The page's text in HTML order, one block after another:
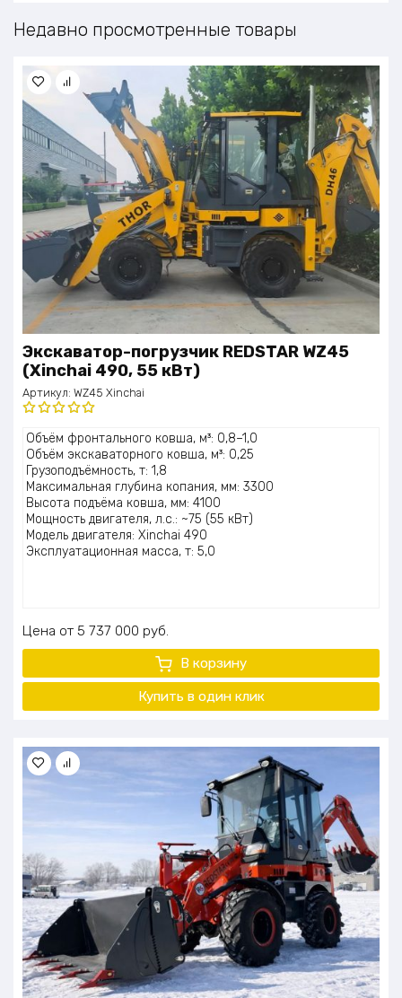
Недавно просмотренные товары
Экскаватор-погрузчик REDSTAR WZ45
(Xinchai 490, 55 кВт)
Артикул: WZ45 Xinchai
Оценка
5.00из 5
Объём фронтального ковша, м³: 0,8–1,0
Объём экскаваторного ковша, м³: 0,25
Грузоподъёмность, т: 1,8
Максимальная глубина копания, мм: 3300
Высота подъёма ковша, мм: 4100
Мощность двигателя, л.с.: ~75 (55 кВт)
Модель двигателя: Xinchai 490
Эксплуатационная масса, т: 5,0
Цена 5 737 000 руб.
В корзину
Купить в один клик